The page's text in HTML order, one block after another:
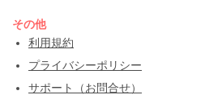
その他
利用規約
プライバシーポリシー
サポート（お問合せ）